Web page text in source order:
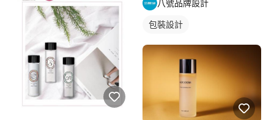
八號品牌設計
包裝設計